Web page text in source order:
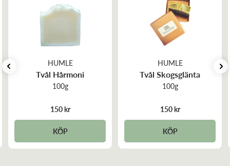
HUMLE
Tvål Hårmoni
100g
150 kr
KÖP
HUMLE
Tvål Skogsglänta
100g
150 kr
KÖP